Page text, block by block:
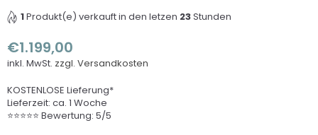
1Produkt(e) verkauft in den letzen 23Stunden
Normaler
Preis
€1.199,00
inkl. MwSt. zzgl. Versandkosten
KOSTENLOSE Lieferung*
Lieferzeit: ca. 1 Woche
⭐⭐⭐⭐⭐ Bewertung: 5/5